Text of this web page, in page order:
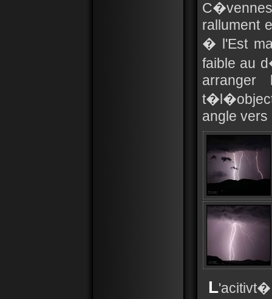
rallument
� l'Est
faible au
angle vers
L'acitivt�